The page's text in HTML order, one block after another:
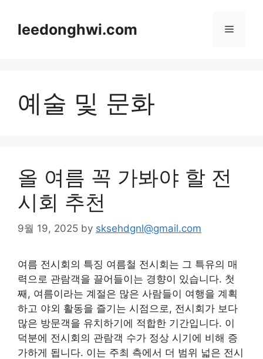
contentleedonghwi.com Menu
예술 및 문화
올 여름 꼭 가봐야 할 전
시회 추천
9월 19, 2025 by sksehdgnl@gmail.com
여름 전시회의 특징 여름철 전시회는 그 특유의 매
력으로 관람객을 끌어들이는 경향이 있습니다. 첫
째, 여름이라는 계절은 많은 사람들이 여행을 계획
하고 야외 활동을 즐기는 시점으로, 전시회가 보다
많은 방문객을 유치하기에 적합한 기간입니다. 이
덕분에 전시회의 관람객 수가 정상 시기에 비해 증
가하게 됩니다. 이는 주최 측에서 더 범위 넓은 전시